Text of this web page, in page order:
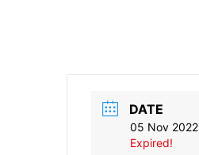
DATE
05 Nov 2022
Expired!